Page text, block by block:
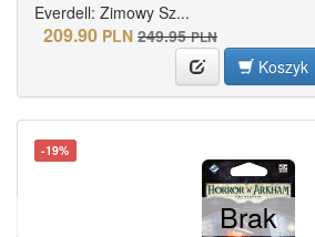
Everdell: Zimowy Sz...
209.90 PLN 249.95 PLN
Koszyk
-19%
Brak